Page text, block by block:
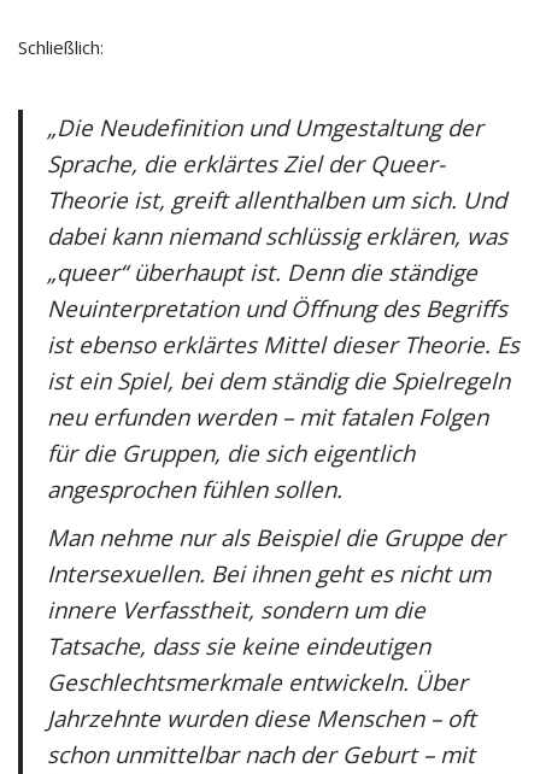
Schließlich:
„Die Neudefinition und Umgestaltung der
Sprache, die erklärtes Ziel der Queer-
Theorie ist, greift allenthalben um sich. Und
dabei kann niemand schlüssig erklären, was
„queer“ überhaupt ist. Denn die ständige
Neuinterpretation und Öffnung des Begriffs
ist ebenso erklärtes Mittel dieser Theorie. Es
ist ein Spiel, bei dem ständig die Spielregeln
neu erfunden werden – mit fatalen Folgen
für die Gruppen, die sich eigentlich
angesprochen fühlen sollen.
Man nehme nur als Beispiel die Gruppe der
Intersexuellen. Bei ihnen geht es nicht um
innere Verfasstheit, sondern um die
Tatsache, dass sie keine eindeutigen
Geschlechtsmerkmale entwickeln. Über
Jahrzehnte wurden diese Menschen – oft
schon unmittelbar nach der Geburt – mit